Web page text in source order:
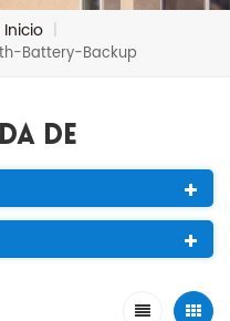
|
Battery-Backup
De